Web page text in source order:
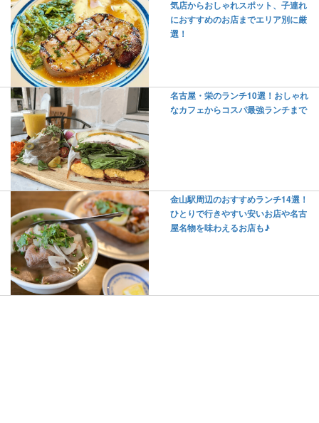
気店からおしゃれスポット、子連れ
におすすめのお店までエリア別に厳
選！
名古屋・栄のランチ10選！おしゃれ
なカフェからコスパ最強ランチまで
金山駅周辺のおすすめランチ14選！
ひとりで行きやすい安いお店や名古
屋名物を味わえるお店も♪